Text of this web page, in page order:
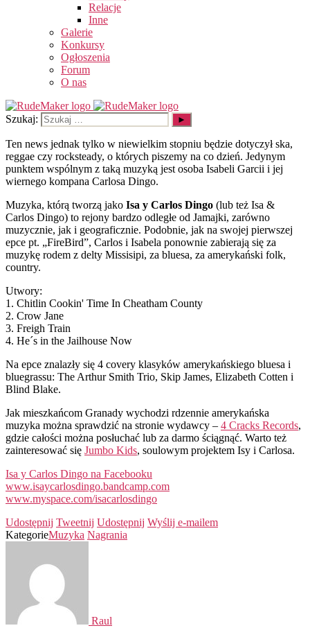
Relacje
Inne
Galerie
Konkursy
Ogłoszenia
Forum
O nas
Szukaj:
Ten news jednak tylko w niewielkim stopniu będzie dotyczył ska,
reggae czy rocksteady, o których piszemy na co dzień. Jedynym
punktem wspólnym z taką muzyką jest osoba Isabeli Garcii i jej
wiernego kompana Carlosa Dingo.
Muzyka, którą tworzą jako Isa y Carlos Dingo (lub też Isa &
Carlos Dingo) to rejony bardzo odległe od Jamajki, zarówno
muzycznie, jak i geograficznie. Podobnie, jak na swojej pierwszej
epce pt. „FireBird”, Carlos i Isabela ponownie zabierają się za
muzykę rodem z delty Missisipi, za bluesa, za amerykański folk,
country.
Utwory:
1. Chitlin Cookin' Time In Cheatham County
2. Crow Jane
3. Freigh Train
4. He´s in the Jailhouse Now
Na epce znalazły się 4 covery klasyków amerykańskiego bluesa i
bluegrassu: The Arthur Smith Trio, Skip James, Elizabeth Cotten i
Blind Blake.
Jak mieszkańcom Granady wychodzi rdzennie amerykańska
muzyka można sprawdzić na stronie wydawcy – 4 Cracks Records,
gdzie całości można posłuchać lub za darmo ściągnąć. Warto też
zainteresować się Jumbo Kids, soulowym projektem Isy i Carlosa.
Isa y Carlos Dingo na Facebooku
www.isaycarlosdingo.bandcamp.com
www.myspace.com/isacarlosdingo
Udostępnij Tweetnij Udostępnij Wyślij e-mailem
KategorieMuzyka Nagrania
Raul